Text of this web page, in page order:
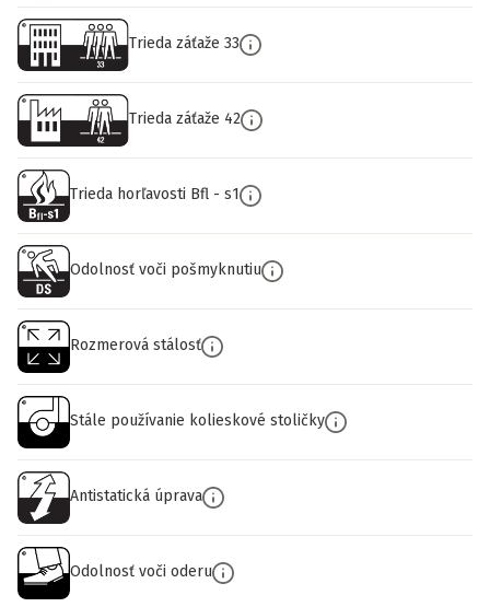
Trieda záťaže 33
Trieda záťaže 42
Trieda horľavosti Bfl - s1
Odolnosť voči pošmyknutiu
Rozmerová stálosť
Stále používanie kolieskové stoličky
Antistatická úprava
Odolnosť voči oderu